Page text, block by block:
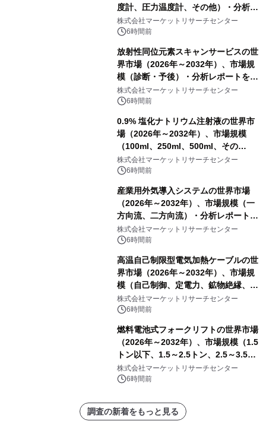
度計、圧力温度計、その他）・分析レ
ポートを発表
株式会社マーケットリサーチセンター
6時間前
放射性同位元素スキャンサービスの世
界市場（2026年～2032年）、市場規
模（診断・予後）・分析レポートを発
表
株式会社マーケットリサーチセンター
6時間前
0.9% 塩化ナトリウム注射液の世界市
場（2026年～2032年）、市場規模
（100ml、250ml、500ml、その
他）・分析レポートを発表
株式会社マーケットリサーチセンター
6時間前
産業用外気導入システムの世界市場
（2026年～2032年）、市場規模（一
方向流、二方向流）・分析レポートを
発表
株式会社マーケットリサーチセンター
6時間前
高温自己制限型電気加熱ケーブルの世
界市場（2026年～2032年）、市場規
模（自己制御、定電力、鉱物絶縁、表
皮効果）・分析レポートを発表
株式会社マーケットリサーチセンター
6時間前
燃料電池式フォークリフトの世界市場
（2026年～2032年）、市場規模（1.5
トン以下、1.5～2.5トン、2.5～3.5ト
ン、3.5～5.0トン、その他）・分析レ
ポートを発表
株式会社マーケットリサーチセンター
6時間前
調査の新着をもっと見る